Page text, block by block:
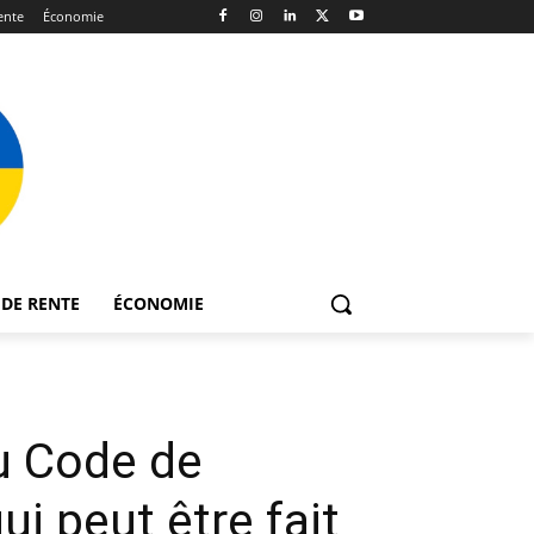
Économie
RENTE ÉCONOMIE
Code de
peut être fait